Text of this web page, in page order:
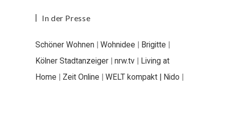
In der Presse
Schöner Wohnen | Wohnidee | Brigitte |
Kölner Stadtanzeiger | nrw.tv | Living at
Home | Zeit Online | WELT kompakt | Nido |